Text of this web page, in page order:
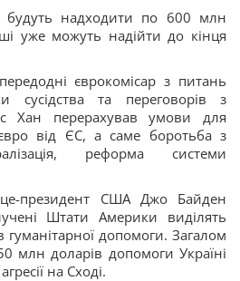
будуть надходити по 600 млн
уже можуть надійти до кінця
єврокомісар з питань
сусідства та переговорів з
Хан перерахував умови для
від ЄС, а саме боротьба з
реформа системи
президент США Джо Байден
Штати Америки виділять
гуманітарної допомоги. Загалом
млн доларів допомоги Україні
на Сході.